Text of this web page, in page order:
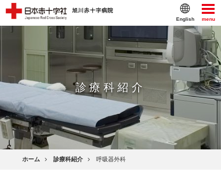
menu
English
診療科紹介
ホーム 診療科紹介 呼吸器外科